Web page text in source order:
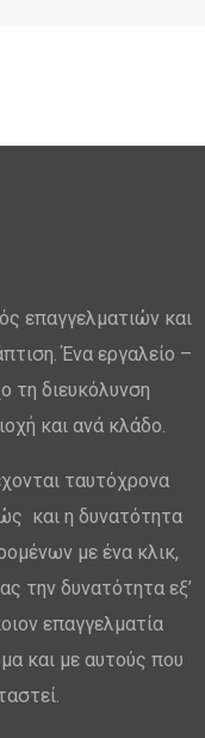
επαγγελματιών και
Ένα εργαλείο –
τη διευκόλυνση
και ανά κλάδο.
ταυτόχρονα
και η δυνατότητα
με ένα κλικ,
την δυνατότητα εξ’
επαγγελματία
και με αυτούς που